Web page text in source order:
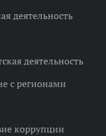
деятельность
деятельность
с регионами
коррупции